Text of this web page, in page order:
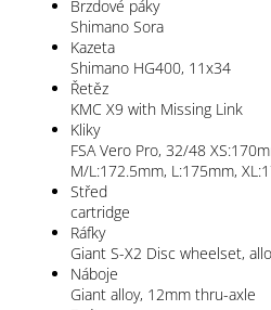
Brzdové páky
Shimano Sora
Kazeta
Shimano HG400, 11x34
Řetěz
KMC X9 with Missing Link
Kliky
FSA Vero Pro, 32/48
M/L:172.5mm, L:175mm,
Střed
cartridge
Ráfky
Giant S-X2 Disc wheelset,
Náboje
Giant alloy, 12mm thru-axle